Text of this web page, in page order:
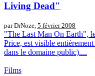
Living Dead"
par DrNoze, 5 février 2008
"The Last Man On Earth",
Price, est visible
dans le domaine public)....
Films